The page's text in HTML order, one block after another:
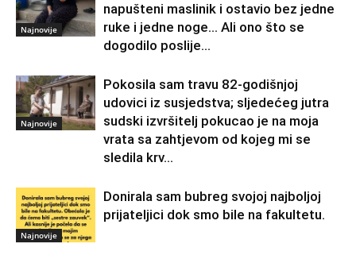
Najnovije
napušteni maslinik i ostavio bez jedne
ruke i jedne noge… Ali ono što se
dogodilo poslije...
Najnovije
Pokosila sam travu 82-godišnjoj
udovici iz susjedstva; sljedećeg jutra
sudski izvršitelj pokucao je na moja
vrata sa zahtjevom od kojeg mi se
sledila krv...
Najnovije
Donirala sam bubreg svojoj najboljoj
prijateljici dok smo bile na fakultetu.